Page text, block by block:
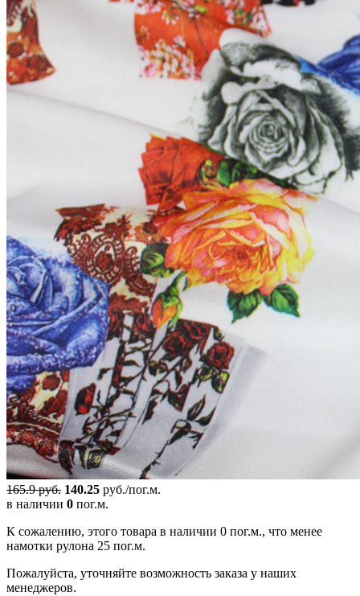
165.9 руб. 140.25 руб./пог.м.
в наличии 0 пог.м.
К сожалению, этого товара в наличии 0 пог.м., что менее
намотки рулона 25 пог.м.
Пожалуйста, уточняйте возможность заказа у наших
менеджеров.